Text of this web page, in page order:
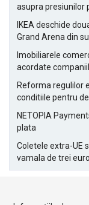
asupra presiunilor
IKEA deschide
Grand Arena din
Imobiliarele
acordate
Reforma regulilor
conditiile pentru
NETOPIA
plata
Coletele extra-UE
vamala de trei